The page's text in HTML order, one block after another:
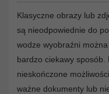
Klasyczne obrazy lub
są nieodpowiednie do
wodze wyobraźni
bardzo ciekawy
nieskończone
ważne dokumenty lub